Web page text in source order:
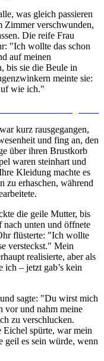
was gleich passieren
Zimmer verschwunden,
Die reife Frau
"Ich wollte das schon
auf meinen
bis sie die Beule in
meinte sie:
wie ich."
kurz rausgegangen,
und fing an, den
über ihren Brustkorb
waren steinhart und
Kleidung machte es
zu erhaschen, während
die geile Mutter, bis
nach unten und öffnete
flüsterte: "Ich wollte
versteckst." Mein
realisierte, aber als
ich – jetzt gab’s kein
sagte: "Du wirst mich
vor und nahm meine
zu verschlucken.
spürte, war mein
geil es sein würde, wenn